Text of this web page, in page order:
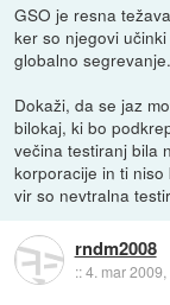
GSO je resna
ker so njegovi
globalno segrevanje.
Dokaži, da se jaz
bilokaj, ki bo
večina testiranj bila
korporacije in ti
vir so nevtralna
rndm2008
::4. mar